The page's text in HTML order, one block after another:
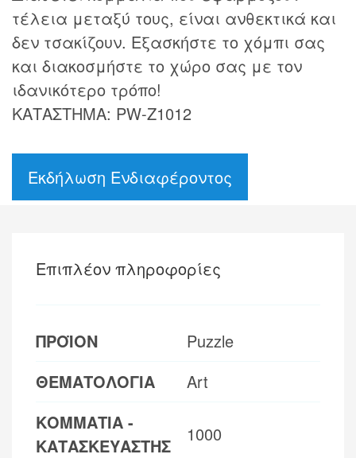
τέλεια μεταξύ τους, είναι ανθεκτικά και
δεν τσακίζουν. Εξασκήστε το χόμπι σας
και διακοσμήστε το χώρο σας με τον
ιδανικότερο τρόπο!
ΚΑΤΑΣΤΗΜΑ: PW-Z1012
Εκδήλωση Ενδιαφέροντος
Επιπλέον πληροφορίες
ΠΡΟΪΟΝ
Puzzle
ΘΕΜΑΤΟΛΟΓΙΑ
Art
ΚΟΜΜΑΤΙΑ -
ΚΑΤΑΣΚΕΥΑΣΤΗΣ
1000